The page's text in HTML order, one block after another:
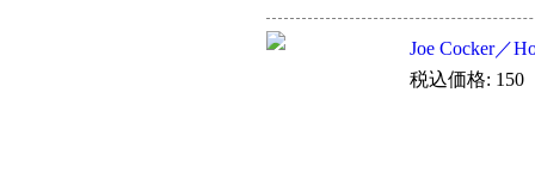
Joe Cocker／
税込価格: 150